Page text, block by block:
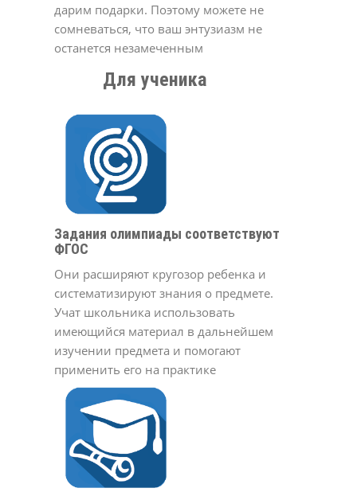
дарим подарки. Поэтому можете не
сомневаться, что ваш энтузиазм не
останется незамеченным
Для ученика
Задания олимпиады соответствуют
ФГОС
Они расширяют кругозор ребенка и
систематизируют знания о предмете.
Учат школьника использовать
имеющийся материал в дальнейшем
изучении предмета и помогают
применить его на практике